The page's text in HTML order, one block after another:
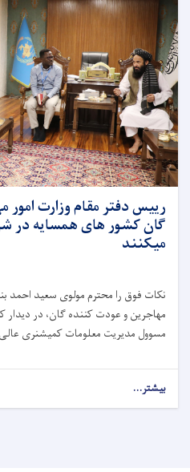
رییس دفتر مقام وزارت
گان کشور های همسایه در
میکنند
نکات فوق را محترم مولوی سعید احمد
مهاجرین و عودت کننده گان، در دیدار
مسوول مدیریت معلومات کمیشنری
بیشتر...